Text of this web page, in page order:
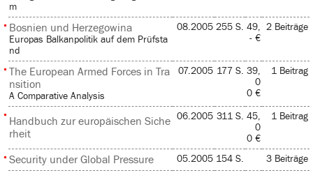
m
Bosnien und Herzegowina
Europas Balkanpolitik auf dem Prüfsta
nd
08.2005 255 S. 49,
- €
2 Beiträge
The European Armed Forces in Tra
nsition
A Comparative Analysis
07.2005 177 S. 39,
0
0 €
1 Beitrag
Handbuch zur europäischen Siche
rheit
06.2005 311 S. 45,
0
0 €
1 Beitrag
Security under Global Pressure 05.2005 154 S. 3 Beiträge